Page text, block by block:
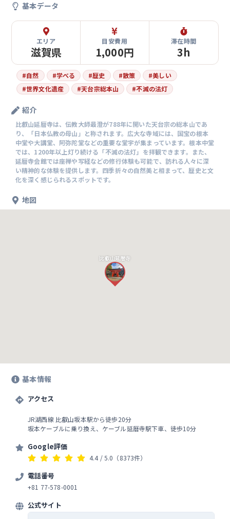
基本データ
エリア
滋賀県
目安費用
1,000円
滞在時間
3h
#自然 #学べる #歴史 #散策 #美しい
#世界文化遺産 #天台宗総本山 #不滅の法灯
紹介
比叡山延暦寺は、伝教大師最澄が788年に開いた天台宗の総本山であ
り、「日本仏教の母山」と称されます。広大な寺域には、国宝の根本
中堂や大講堂、阿弥陀堂などの重要な堂宇が集まっています。根本中堂
では、1200年以上灯り続ける「不滅の法灯」を拝観できます。また、
延暦寺会館では座禅や写経などの修行体験も可能で、訪れる人々に深
い精神的な体験を提供します。四季折々の自然美と相まって、歴史と文
化を深く感じられるスポットです。
地図
比叡山延暦寺
基本情報
アクセス
JR湖西線 比叡山坂本駅から徒歩20分
坂本ケーブルに乗り換え、ケーブル延暦寺駅下車、徒歩10分
Google評価
4.4 / 5.0 （8373件）
電話番号
+81 77-578-0001
公式サイト